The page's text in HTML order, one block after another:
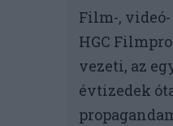
Film-,
HGC
vezeti, az
évtizedek